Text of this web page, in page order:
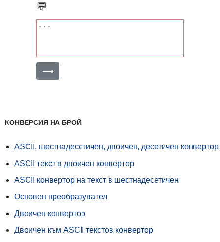
💬
⟶
КОНВЕРСИЯ НА БРОЙ
ASCII, шестнадесетичен, двоичен, десетичен конвертор
ASCII текст в двоичен конвертор
ASCII конвертор на текст в шестнадесетичен
Основен преобразувател
Двоичен конвертор
Двоичен към ASCII текстов конвертор